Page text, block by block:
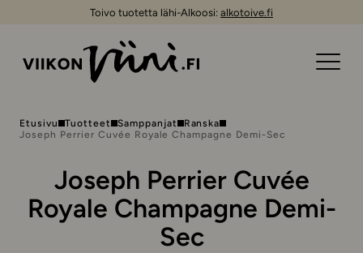
Toivo tuotetta lähi-Alkoosi: alkotoive.fi
Etusivu Tuotteet Samppanjat
Ranska
Joseph Perrier Cuvée Royale Champagne Demi-Sec
Joseph Perrier Cuvée
Royale Champagne Demi-
Sec